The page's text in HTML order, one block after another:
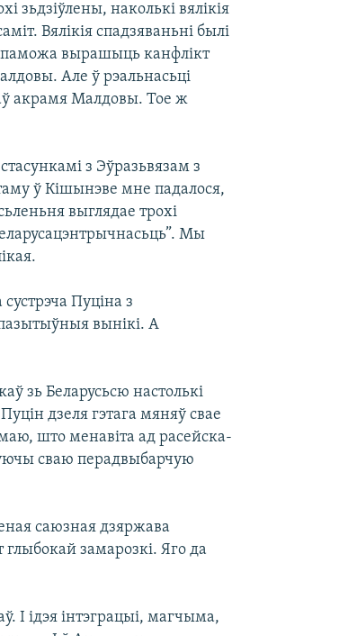
зьдзіўлены, наколькі вялікія
Вялікія спадзяваньні былі
вырашыць канфлікт
Але ў рэальнасьці
акрамя Малдовы. Тое ж
з Эўразьвязам з
ў Кішынэве мне падалося,
выглядае трохі
Мы
Пуціна з
вынікі. А
зь Беларусьсю настолькі
дзеля гэтага мяняў свае
што менавіта ад расейска-
сваю перадвыбарчую
саюзная дзяржава
замарозкі. Яго да
І ідэя інтэграцыі, магчыма,